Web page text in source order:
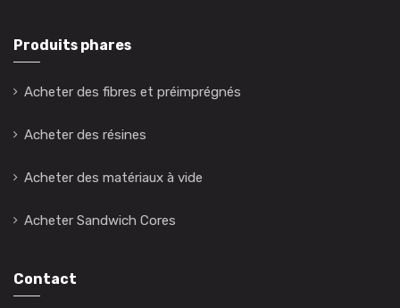
Produits phares
Acheter des fibres et préimprégnés
Acheter des résines
Acheter des matériaux à vide
Acheter Sandwich Cores
Contact